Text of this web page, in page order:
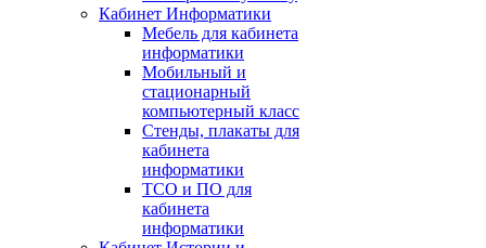
Кабинет Информатики
Мебель для кабинета
информатики
Мобильный и
стационарный
компьютерный класс
Стенды, плакаты для
кабинета
информатики
ТСО и ПО для
кабинета
информатики